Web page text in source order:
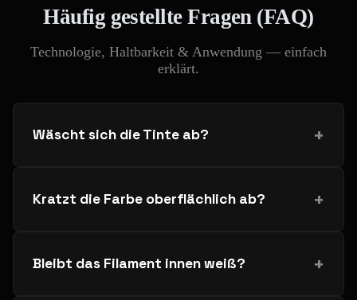
Häufig gestellte Fragen (FAQ)
Technologie, Haltbarkeit & Anwendung — einfach
erklärt.
Wäscht sich die Tinte ab?
Kratzt die Farbe oberflächlich ab?
Bleibt das Filament innen weiß?